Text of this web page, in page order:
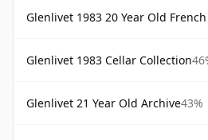
Glenlivet 1983 20 Year Old
Glenlivet 1983 Cellar Collection
Glenlivet 21 Year Old Archive43%